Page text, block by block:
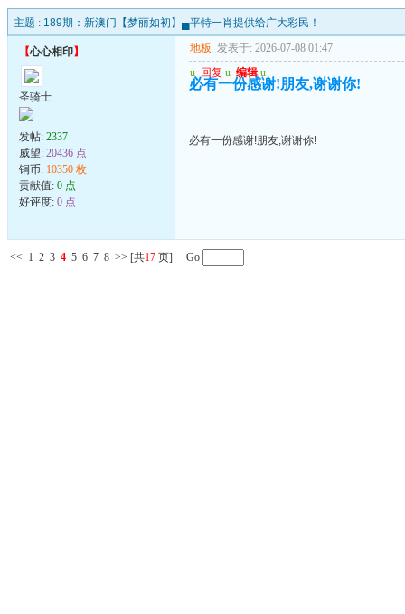
主题 : 189期：新澳门【梦丽如初】▄平特一肖提供给广大彩民！
【心心相印】
圣骑士
发帖: 2337
威望: 20436 点
铜币: 10350 枚
贡献值: 0 点
好评度: 0 点
地板 发表于: 2026-07-08 01:47
u 回复 u 编辑 u
必有一份感谢!朋友,谢谢你!
必有一份感谢!朋友,谢谢你!
<< 1 2 3 4 5 6 7 8 >> [共17 页] Go